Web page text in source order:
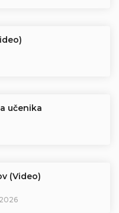
učenika
(Video)